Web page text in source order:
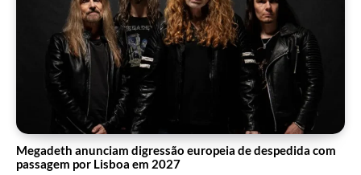
Megadeth anunciam digressão europeia de despedida com
passagem por Lisboa em 2027